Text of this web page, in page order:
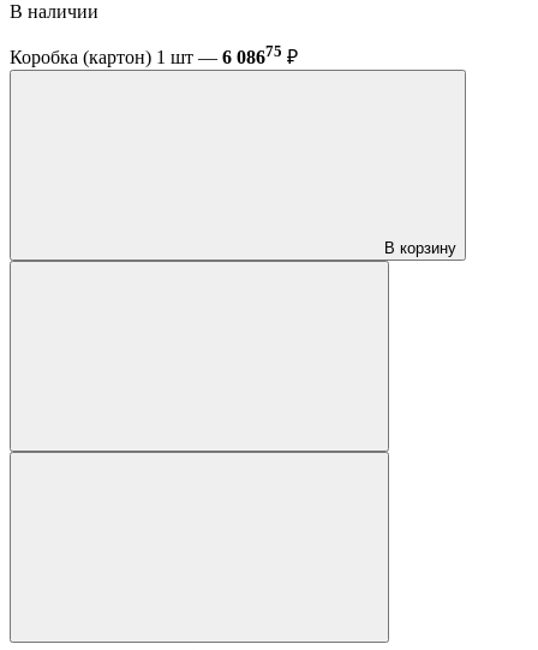
В наличии
Коробка (картон) 1 шт — 6 08675 ₽
В корзину